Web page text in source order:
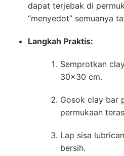
dapat terjebak di
“menyedot” semuanya
Langkah Praktis:
Semprotkan
30×30 cm.
Gosok clay bar
permukaan
Lap sisa
bersih.